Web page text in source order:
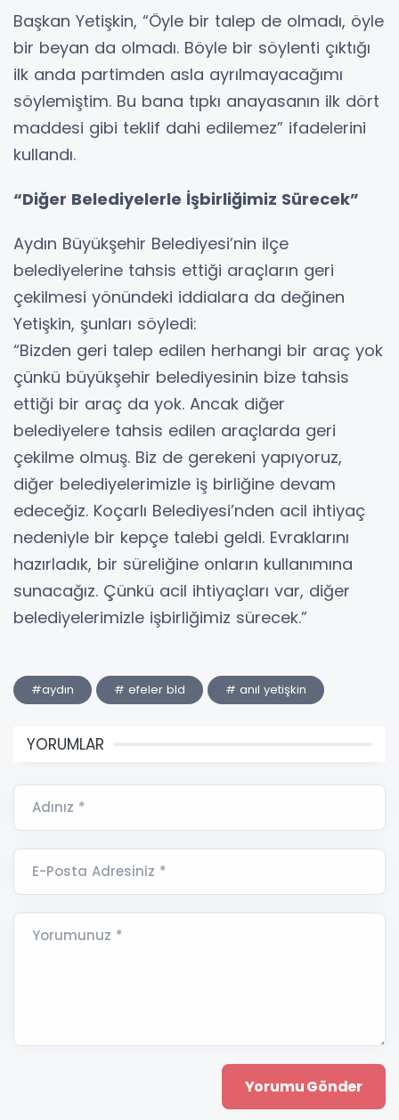
Başkan Yetişkin, “Öyle bir talep de olmadı, öyle
bir beyan da olmadı. Böyle bir söylenti çıktığı
ilk anda partimden asla ayrılmayacağımı
söylemiştim. Bu bana tıpkı anayasanın ilk dört
maddesi gibi teklif dahi edilemez” ifadelerini
kullandı.
“Diğer Belediyelerle İşbirliğimiz Sürecek”
Aydın Büyükşehir Belediyesi’nin ilçe
belediyelerine tahsis ettiği araçların geri
çekilmesi yönündeki iddialara da değinen
Yetişkin, şunları söyledi:
“Bizden geri talep edilen herhangi bir araç yok
çünkü büyükşehir belediyesinin bize tahsis
ettiği bir araç da yok. Ancak diğer
belediyelere tahsis edilen araçlarda geri
çekilme olmuş. Biz de gerekeni yapıyoruz,
diğer belediyelerimizle iş birliğine devam
edeceğiz. Koçarlı Belediyesi’nden acil ihtiyaç
nedeniyle bir kepçe talebi geldi. Evraklarını
hazırladık, bir süreliğine onların kullanımına
sunacağız. Çünkü acil ihtiyaçları var, diğer
belediyelerimizle işbirliğimiz sürecek.”
#aydın # efeler bld # anıl yetişkin
YORUMLAR
Adınız *
E-Posta Adresiniz *
Yorumunuz *